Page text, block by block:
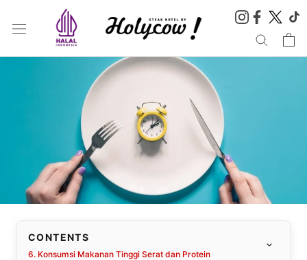
CONTENTS
6. Konsumsi Makanan Tinggi Serat dan Protein